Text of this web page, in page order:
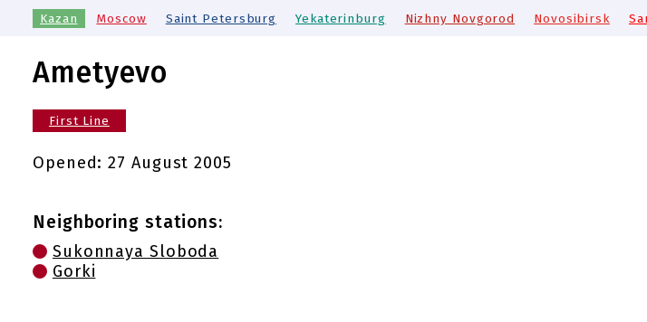
Kazan Moscow Saint Petersburg Yekaterinburg Nizhny Novgorod Novosibirsk
Ametyevo
First Line
Opened:27 August 2005
Neighboring stations:
Sukonnaya Sloboda
Gorki